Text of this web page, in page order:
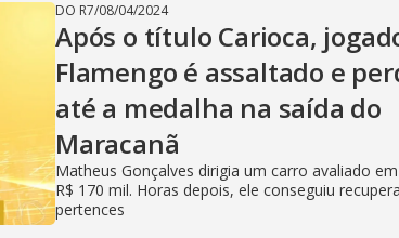
DO R7/08/04/2024
Após o título Carioca,
Flamengo é assaltado e
até a medalha na saída do
Maracanã
Matheus Gonçalves dirigia um carro avaliado
R$ 170 mil. Horas depois, ele conseguiu
pertences